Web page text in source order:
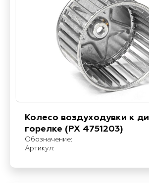
Колесо воздуходувки к
горелке (PX 4751203)
Обозначение:
Артикул: